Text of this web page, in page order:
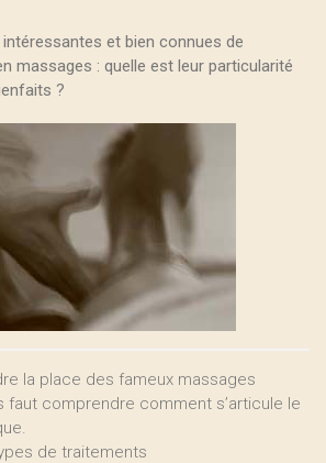
et bien connues de
massages : quelle est leur particularité
?
la place des fameux massages
faut comprendre comment s’articule le
de traitements